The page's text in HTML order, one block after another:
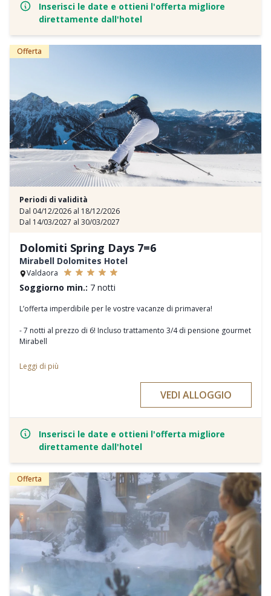
Inserisci le date e ottieni l'offerta migliore
direttamente dall'hotel
Offerta
Periodi di validità
Dal 04/12/2026 al 18/12/2026
Dal 14/03/2027 al 30/03/2027
Dolomiti Spring Days 7=6
Mirabell Dolomites Hotel
Valdaora
Soggiorno min.: 7 notti
L’offerta imperdibile per le vostre vacanze di primavera!
- 7 notti al prezzo di 6! Incluso trattamento 3/4 di pensione gourmet
Mirabell
- a partire da € 1.200,00 a persona
Questa offerta è valida per il soggiorno in hotel così come per lo
skipass Plan de Corones (Kronplatz) o Dolomiti Superski. Presso i
noleggi sci aderenti riceverete uno sconto del 20% sull’attrezzatura
Questi servizi non sono inclusi nel prezzo dell’hotel.
Leggi di più
VEDI ALLOGGIO
Inserisci le date e ottieni l'offerta migliore
direttamente dall'hotel
Offerta